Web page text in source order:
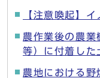
【注意喚起】
農作業後の農業
等）に付着した
農地における野